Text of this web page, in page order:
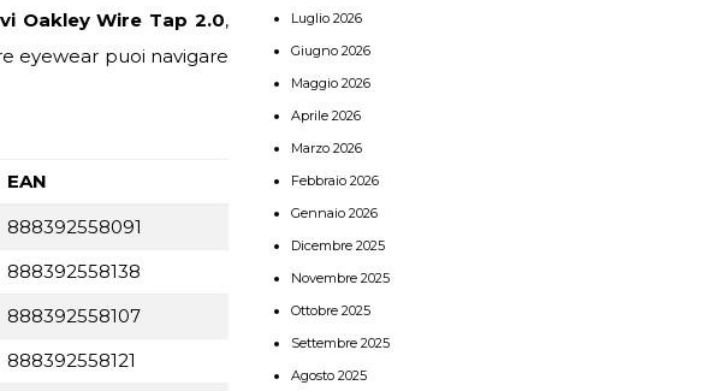
Oakley Wire Tap 2.0,
eyewear puoi navigare
EAN
888392558091
888392558138
888392558107
888392558121
Luglio 2026
Giugno 2026
Maggio 2026
Aprile 2026
Marzo 2026
Febbraio 2026
Gennaio 2026
Dicembre 2025
Novembre 2025
Ottobre 2025
Settembre 2025
Agosto 2025